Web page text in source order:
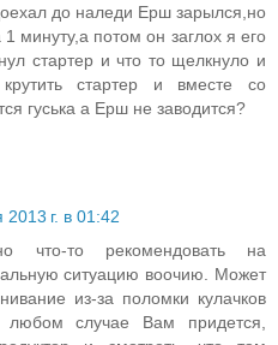
до наледи Ерш зарылся,но
минуту,а потом он заглох я его
стартер и что то щелкнуло и
стартер и вместе со
гуська а Ерш не заводится?
2013 г. в 01:42
что-то рекомендовать на
ситуацию воочию. Может
из-за поломки кулачков
случае Вам придется,